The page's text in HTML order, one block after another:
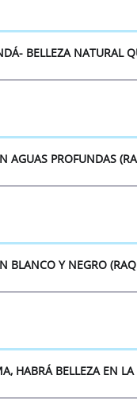
BELLEZA NATURAL
AGUAS PROFUNDAS
BLANCO Y NEGRO
HABRÁ BELLEZA EN